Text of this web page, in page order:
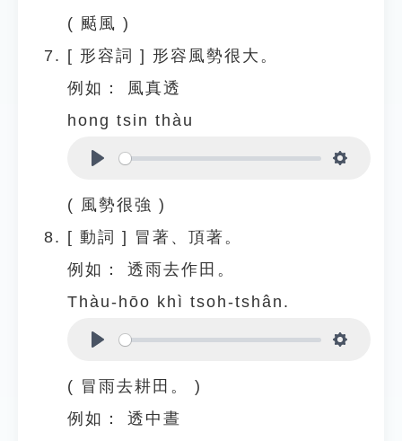
( 颳風 )
[ 形容詞 ] 形容風勢很大。
例如：
風真透
hong tsin thàu
( 風勢很強 )
[ 動詞 ] 冒著、頂著。
例如：
透雨去作田。
Thàu-hōo khì tsoh-tshân.
( 冒雨去耕田。 )
例如：
透中晝